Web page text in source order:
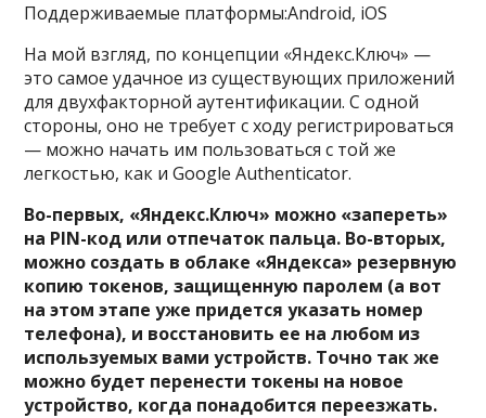
Поддерживаемые платформы:Android, iOS
На мой взгляд, по концепции «Яндекс.Ключ» —
это самое удачное из существующих приложений
для двухфакторной аутентификации. С одной
стороны, оно не требует с ходу регистрироваться
— можно начать им пользоваться с той же
легкостью, как и Google Authenticator.
Во-первых, «Яндекс.Ключ» можно «запереть»
на PIN-код или отпечаток пальца. Во-вторых,
можно создать в облаке «Яндекса» резервную
копию токенов, защищенную паролем (а вот
на этом этапе уже придется указать номер
телефона), и восстановить ее на любом из
используемых вами устройств. Точно так же
можно будет перенести токены на новое
устройство, когда понадобится переезжать.